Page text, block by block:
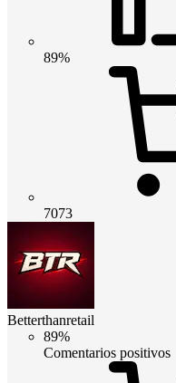
89%
7073
Betterthanretail
89%
Comentarios positivos